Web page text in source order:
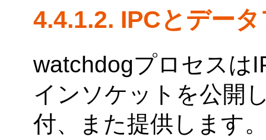
4.4.1.2. IPCとデー
watchdogプロセスは
インソケットを公開
付、また提供します